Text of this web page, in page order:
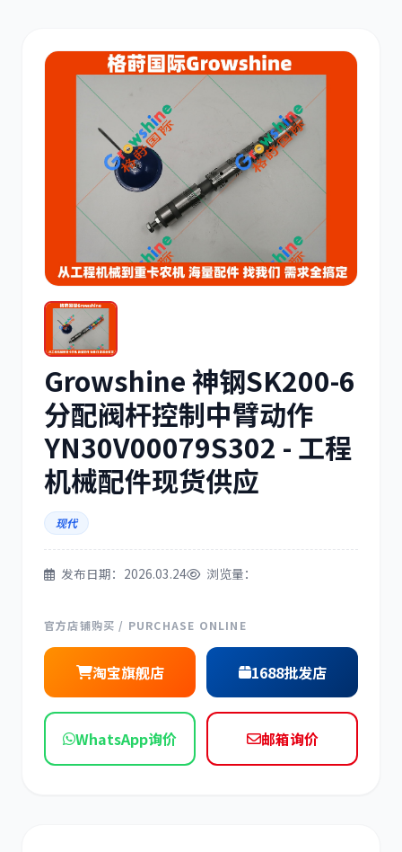
沃尔沃 康明斯
日立 久保田
博世
洋马
神钢
现代 帕金斯
Growshine 神钢SK200-6
分配阀杆控制中臂动作
YN30V00079S302 - 工程
机械配件现货供应
现代
发布日期：2026.03.24 浏览量：
官方店铺购买 / PURCHASE ONLINE
淘宝旗舰店 1688批发店
WhatsApp询价 邮箱询价